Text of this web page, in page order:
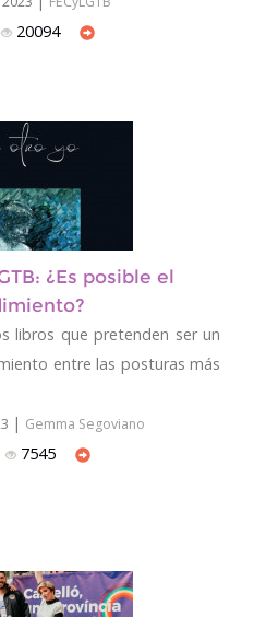
20094
¿Es posible el
libros que pretenden ser un
entre las posturas más
| Gemma Segoviano
7545